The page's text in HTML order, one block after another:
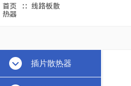
首页 ∷ 线路板散
热器
插片散热器